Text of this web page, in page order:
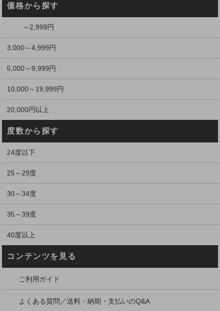
価格から探す
～2,999円
3,000～4,999円
5,000～9,999円
10,000～19,999円
20,000円以上
度数から探す
24度以下
25～29度
30～34度
35～39度
40度以上
コンテンツを見る
ご利用ガイド
よくある質問／送料・納期・支払いのQ&A